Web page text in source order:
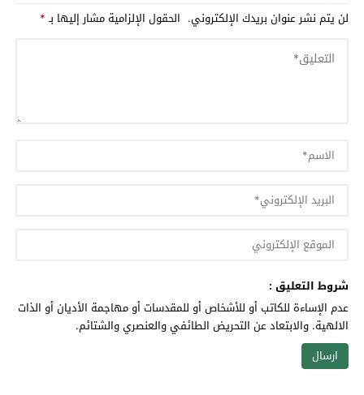
لن يتم نشر عنوان بريدك الإلكتروني. الحقول الإلزامية مشار إليها بـ*
شروط التعليق :
عدم الإساءة للكاتب أو للأشخاص أو للمقدسات أو مهاجمة الأديان أو الذات
الالهية. والابتعاد عن التحريض الطائفي والعنصري والشتائم.